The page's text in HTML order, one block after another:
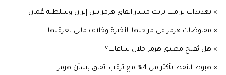
» تهديدات ترامب تربك مسار اتفاق هرمز بين إيران وسلطنة عُمان
» مفاوضات هرمز في مراحلها الأخيرة وخلاف مالي يعرقلها
» هل يُفتح مضيق هرمز خلال ساعات؟
» هبوط النفط بأكثر من 4% مع ترقب اتفاق بشأن هرمز